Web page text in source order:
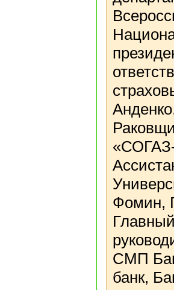
Фомин,
СМП
банк,